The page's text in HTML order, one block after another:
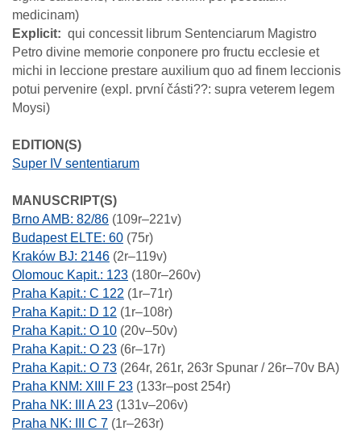
medicinam)
Explicit
qui concessit librum Sentenciarum Magistro
Petro divine memorie conponere pro fructu ecclesie et
michi in leccione prestare auxilium quo ad finem leccionis
potui pervenire (expl. první části??: supra veterem legem
Moysi)
EDITION(S)
Super IV sententiarum
MANUSCRIPT(S)
Brno AMB: 82/86 (109r–221v)
Budapest ELTE: 60 (75r)
Kraków BJ: 2146 (2r–119v)
Olomouc Kapit.: 123 (180r–260v)
Praha Kapit.: C 122 (1r–71r)
Praha Kapit.: D 12 (1r–108r)
Praha Kapit.: O 10 (20v–50v)
Praha Kapit.: O 23 (6r–17r)
Praha Kapit.: O 73 (264r, 261r, 263r Spunar / 26r–70v BA)
Praha KNM: XIII F 23 (133r–post 254r)
Praha NK: III A 23 (131v–206v)
Praha NK: III C 7 (1r–263r)